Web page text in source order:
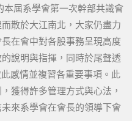
屆系學會第一次幹部共識會
散於大江南北，大家仍盡力
在會中對各股事務呈現高度
說明與指揮，同時於尾聲透
感情並複習各重要事項。此
獲得許多管理方式與心法，
來系學會在會長的領導下會